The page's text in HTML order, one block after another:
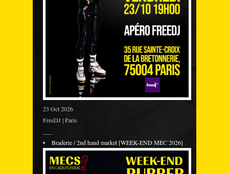
23 Oct 2026
FreeDJ | Paris
Braderie / 2nd hand market [WEEK-END MEC 2026]